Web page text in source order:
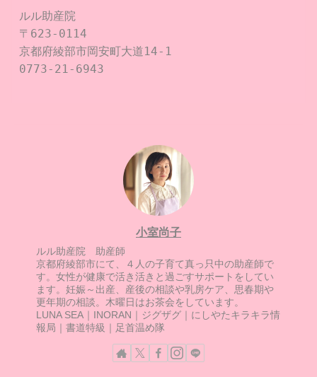
ルル助産院
〒623-0114
京都府綾部市岡安町大道14-1
0773-21-6943
小室尚子
ルル助産院 助産師
京都府綾部市にて、４人の子育て真っ只中の助産師で
す。女性が健康で活き活きと過ごすサポートをしてい
ます。妊娠～出産、産後の相談や乳房ケア、思春期や
更年期の相談。木曜日はお茶会をしています。
LUNA SEA｜INORAN｜ジグザグ｜にしやたキラキラ情
報局｜書道特級｜足首温め隊